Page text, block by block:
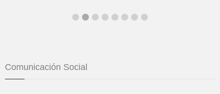
Comunicación Social